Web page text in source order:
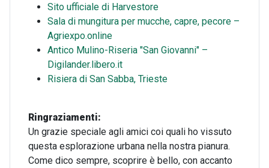
Sito ufficiale di Harvestore
Sala di mungitura per mucche, capre, pecore –
Agriexpo.online
Antico Mulino-Riseria "San Giovanni" –
Digilander.libero.it
Risiera di San Sabba, Trieste
Ringraziamenti:
Un grazie speciale agli amici coi quali ho vissuto
questa esplorazione urbana nella nostra pianura.
Come dico sempre, scoprire è bello, con accanto